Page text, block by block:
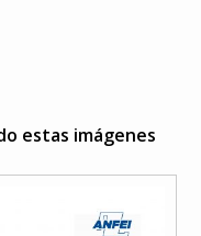
estas imágenes